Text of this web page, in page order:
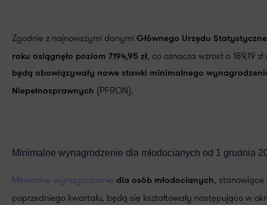
Zgodnie z najnowszymi danymi Głównego Urzędu
roku osiągnęło poziom 7194,95 zł, co oznacza wzrost o 189,19
będą obowiązywały nowe stawki minimalnego
Niepełnosprawnych (PFRON).
Minimalne wynagrodzenie dla młodocianych od 1 grudnia
Minimalne wynagrodzenie dla osób młodocianych, stanowiące
poprzedniego kwartału, będą się kształtowały następująco w